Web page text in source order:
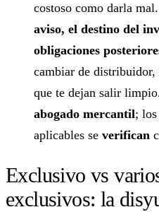
costoso como darla
aviso, el destino del
obligaciones
cambiar de distribuidor,
que te dejan salir
abogado mercantil;
aplicables se verifican
Exclusivo vs
exclusivos: la